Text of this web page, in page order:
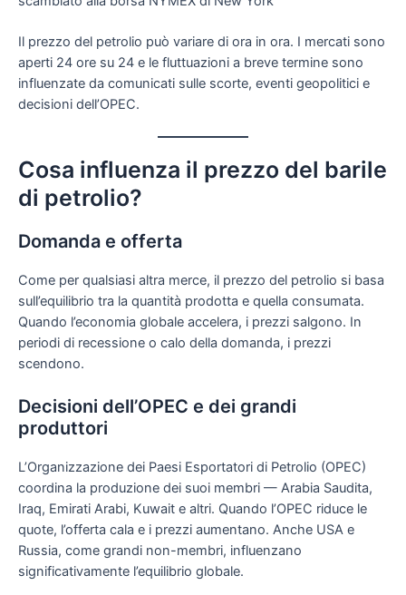
Il prezzo del petrolio può variare di ora in ora. I mercati sono
aperti 24 ore su 24 e le fluttuazioni a breve termine sono
influenzate da comunicati sulle scorte, eventi geopolitici e
decisioni dell’OPEC.
Cosa influenza il prezzo del barile
di petrolio?
Domanda e offerta
Come per qualsiasi altra merce, il prezzo del petrolio si basa
sull’equilibrio tra la quantità prodotta e quella consumata.
Quando l’economia globale accelera, i prezzi salgono. In
periodi di recessione o calo della domanda, i prezzi
scendono.
Decisioni dell’OPEC e dei grandi
produttori
L’Organizzazione dei Paesi Esportatori di Petrolio (OPEC)
coordina la produzione dei suoi membri — Arabia Saudita,
Iraq, Emirati Arabi, Kuwait e altri. Quando l’OPEC riduce le
quote, l’offerta cala e i prezzi aumentano. Anche USA e
Russia, come grandi non-membri, influenzano
significativamente l’equilibrio globale.